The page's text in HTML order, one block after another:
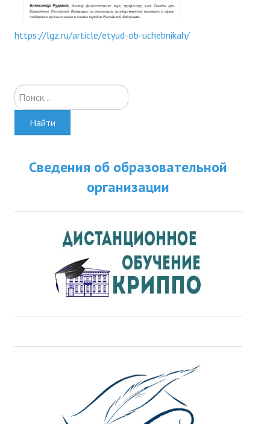
https://lgz.ru/article/etyud-ob-uchebnikah/
Искать...
Найти
Сведения об образовательной
организации